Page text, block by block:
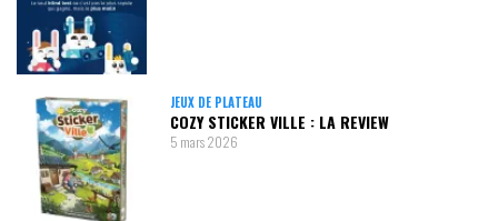
JEUX DE PLATEAU
COZY STICKER VILLE : LA REVIEW
5 mars 2026